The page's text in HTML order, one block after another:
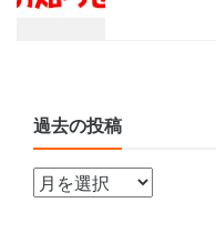
過去の投稿